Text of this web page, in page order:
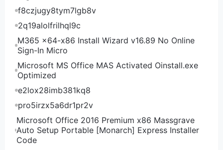
Kuroit新美国阿什本VPS联通回程路由
Kuroit新美国阿什本VPS移动去程路由
Kuroit新美国阿什本VPS移动回程路由
可以看到，Kuroit新美国阿什本VPS电信去程走
NTT经过圣何塞洛杉矶到阿什本，回程大多经过洛杉矶
直连回程；联通去程还是经过洛杉矶到阿什本，回程依
然是从美西机房直连回程；移动去程小绕了一下日本然
后到美国，回程的大部分节点还小绕了一下日本。等于
电信联通往返直连，移动往返都绕了下日本，对于美国
f8czjugy8tym7lgb8v
2q19alolfrilhql9c
M365 x64-x86 Install Wizard v16.89 No Online
Sign-In Micro
Microsoft MS Office MAS Activated Oinstall.exe
Optimized
e2lox28imb381kq8
pro5irzx5a6dr1pr2v
Microsoft Office 2016 Premium x86 Massgrave
Auto Setup Portable [Monarch] Express Installer
Code